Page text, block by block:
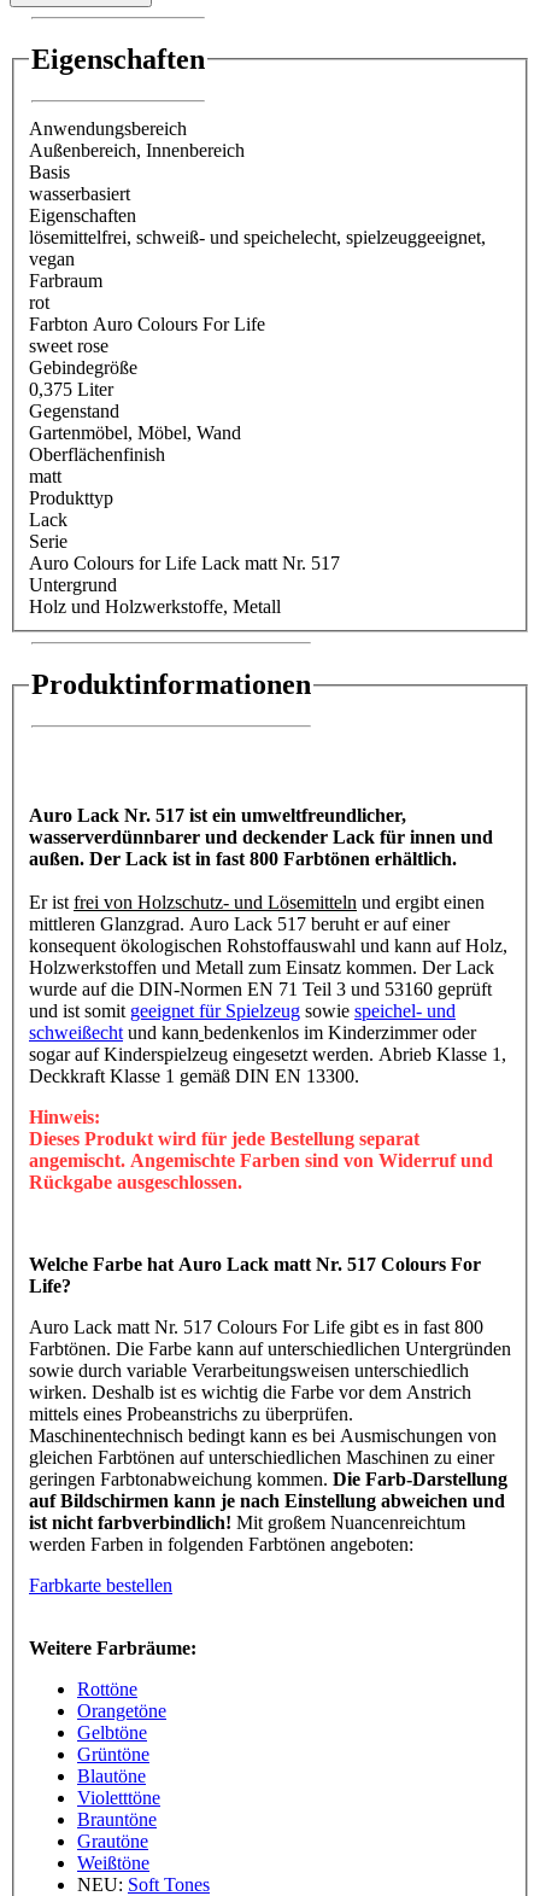
Eigenschaften
Anwendungsbereich
Außenbereich, Innenbereich
Basis
wasserbasiert
Eigenschaften
lösemittelfrei, schweiß- und speichelecht, spielzeuggeeignet,
vegan
Farbraum
rot
Farbton Auro Colours For Life
sweet rose
Gebindegröße
0,375 Liter
Gegenstand
Gartenmöbel, Möbel, Wand
Oberflächenfinish
matt
Produkttyp
Lack
Serie
Auro Colours for Life Lack matt Nr. 517
Untergrund
Holz und Holzwerkstoffe, Metall
Produktinformationen
Auro Lack Nr. 517 ist ein umweltfreundlicher,
wasserverdünnbarer und deckender Lack für innen und
außen. Der Lack ist in fast 800 Farbtönen erhältlich.
Er ist frei von Holzschutz- und Lösemitteln und ergibt einen
mittleren Glanzgrad. Auro Lack 517 beruht er auf einer
konsequent ökologischen Rohstoffauswahl und kann auf Holz,
Holzwerkstoffen und Metall zum Einsatz kommen. Der Lack
wurde auf die DIN-Normen EN 71 Teil 3 und 53160 geprüft
und ist somit geeignet für Spielzeug sowie speichel- und
schweißecht und kann bedenkenlos im Kinderzimmer oder
sogar auf Kinderspielzeug eingesetzt werden. Abrieb Klasse 1,
Deckkraft Klasse 1 gemäß DIN EN 13300.
Hinweis:
Dieses Produkt wird für jede Bestellung separat
angemischt. Angemischte Farben sind von Widerruf und
Rückgabe ausgeschlossen.
Welche Farbe hat Auro Lack matt Nr. 517 Colours For
Life?
Auro Lack matt Nr. 517 Colours For Life gibt es in fast 800
Farbtönen. Die Farbe kann auf unterschiedlichen Untergründen
sowie durch variable Verarbeitungsweisen unterschiedlich
wirken. Deshalb ist es wichtig die Farbe vor dem Anstrich
mittels eines Probeanstrichs zu überprüfen.
Maschinentechnisch bedingt kann es bei Ausmischungen von
gleichen Farbtönen auf unterschiedlichen Maschinen zu einer
geringen Farbtonabweichung kommen. Die Farb-Darstellung
auf Bildschirmen kann je nach Einstellung abweichen und
ist nicht farbverbindlich! Mit großem Nuancenreichtum
werden Farben in folgenden Farbtönen angeboten:
Farbkarte bestellen
Weitere Farbräume:
Rottöne
Orangetöne
Gelbtöne
Grüntöne
Blautöne
Violetttöne
Brauntöne
Grautöne
Weißtöne
NEU: Soft Tones